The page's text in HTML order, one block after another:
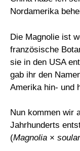
Nordamerika
Die Magnolie ist
französische
sie in den USA
gab ihr den
Amerika hin- und
Nun kommen wir
Jahrhunderts
(Magnolia ×